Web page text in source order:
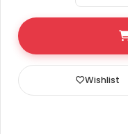
Wishlist